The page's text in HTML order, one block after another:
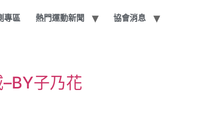
專區 熱門運動新聞 協會消息
子乃花